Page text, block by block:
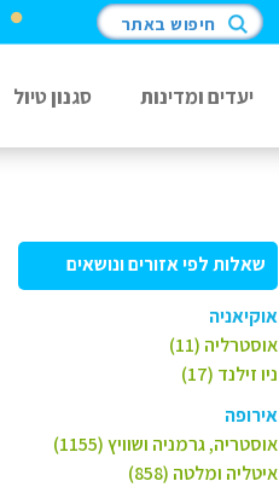
חיפוש באתר
יעדים ומדינות סגנון טיול
שאלות לפי אזורים ונושאים
אוקיאניה
אוסטרליה (11)
ניו זילנד (17)
אירופה
אוסטריה, גרמניה ושוויץ (1155)
איטליה ומלטה (858)